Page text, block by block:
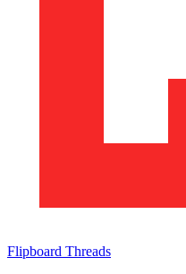
Flipboard Threads